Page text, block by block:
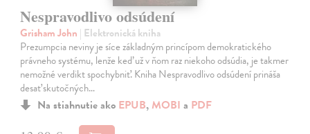
Nespravodlivo odsúdení
Grisham John | Elektronická kniha
Prezumpcia neviny je síce základným princípom demokratického
právneho systému, lenže keď už v ňom raz niekoho odsúdia, je takmer
nemožné verdikt spochybniť. Kniha Nespravodlivo odsúdení prináša
desať skutočných…
Na stiahnutie ako EPUB, MOBI a PDF